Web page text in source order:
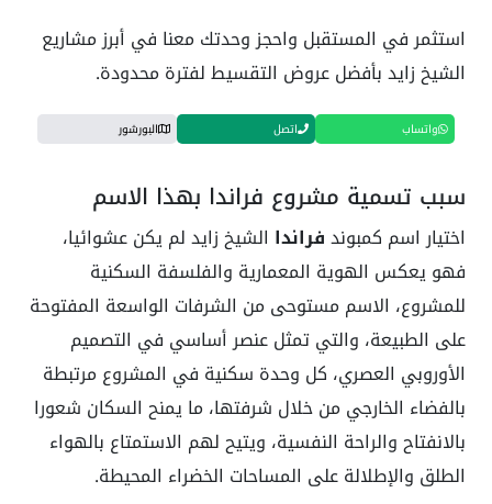
استثمر في المستقبل واحجز وحدتك معنا في أبرز مشاريع
الشيخ زايد بأفضل عروض التقسيط لفترة محدودة.
واتساب اتصل البورشور
سبب تسمية مشروع فراندا بهذا الاسم
اختيار اسم كمبوندفراندا الشيخ زايد لم يكن عشوائيا،
فهو يعكس الهوية المعمارية والفلسفة السكنية
للمشروع، الاسم مستوحى من الشرفات الواسعة المفتوحة
على الطبيعة، والتي تمثل عنصر أساسي في التصميم
الأوروبي العصري، كل وحدة سكنية في المشروع مرتبطة
بالفضاء الخارجي من خلال شرفتها، ما يمنح السكان شعورا
بالانفتاح والراحة النفسية، ويتيح لهم الاستمتاع بالهواء
الطلق والإطلالة على المساحات الخضراء المحيطة.